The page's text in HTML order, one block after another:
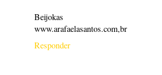
Beijokas
www.arafaelasantos.com,br
Responder